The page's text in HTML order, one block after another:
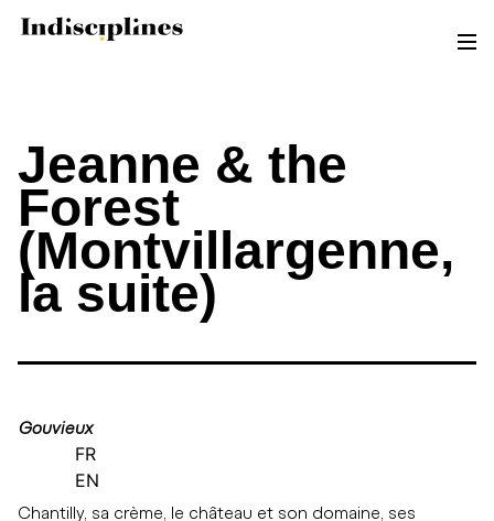
Sources d’inspiration
Contact
FR
EN
Jeanne & the
Forest
(Montvillargenne,
la suite)
Chantilly, sa crème, le château et son domaine, ses
Gouvieux